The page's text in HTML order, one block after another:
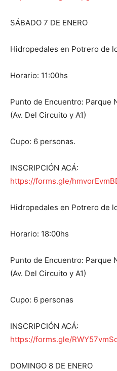
SÁBADO 7 DE ENERO
Hidropedales en Potrero de
Horario: 11:00hs
Punto de Encuentro: Parque
(Av. Del Circuito y A1)
Cupo: 6 personas.
INSCRIPCIÓN ACÁ:
https://forms.gle/
Hidropedales en Potrero de
Horario: 18:00hs
Punto de Encuentro: Parque
(Av. Del Circuito y A1)
Cupo: 6 personas
INSCRIPCIÓN ACÁ:
https://forms.gle/
DOMINGO 8 DE ENERO